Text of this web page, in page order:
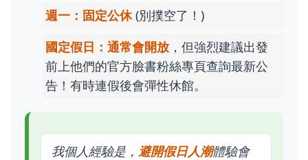
週一：固定公休(別撲空了！)
國定假日：通常會開放 ，但強烈建議出發
前上他們的官方臉書粉絲專頁查詢最新公
告！有時連假後會彈性休館。
我個人經驗是， 避開假日人潮體驗會